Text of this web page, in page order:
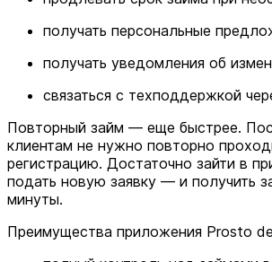
получать персональные
получать уведомления об
связаться с техподдержкой
Повторный займ — еще быстрее.
клиентам не нужно повторно
регистрацию. Достаточно зайти в
подать новую заявку — и получить
минуты.
Преимущества приложения Prosto